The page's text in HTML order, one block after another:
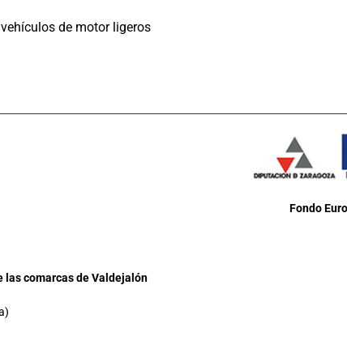
de motor ligeros
comarcas de Valdejalón
Fondo